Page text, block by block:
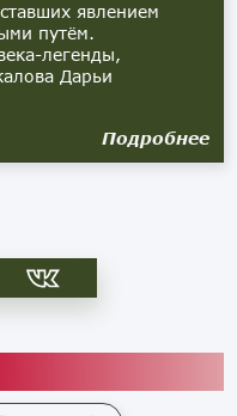
явлением
путём.
легенды,
Дарьи
Подробнее